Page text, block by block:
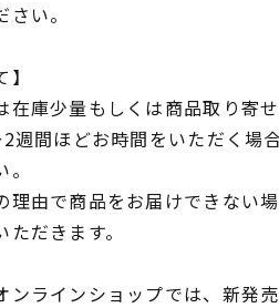
い。
庫少量もしくは商品取り寄せ
週間ほどお時間をいただく場
理由で商品をお届けできない
だきます。
ンラインショップでは、新発